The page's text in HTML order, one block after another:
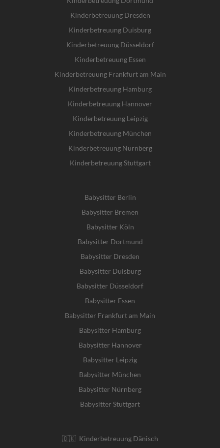
Kinderbetreuung Dresden
Kinderbetreuung Duisburg
Kinderbetreuung Düsseldorf
Kinderbetreuung Essen
Kinderbetreuung Frankfurt am Main
Kinderbetreuung Hamburg
Kinderbetreuung Hannover
Kinderbetreuung Leipzig
Kinderbetreuung München
Kinderbetreuung Nürnberg
Kinderbetreuung Stuttgart
Babysitter Berlin
Babysitter Bremen
Babysitter Köln
Babysitter Dortmund
Babysitter Dresden
Babysitter Duisburg
Babysitter Düsseldorf
Babysitter Essen
Babysitter Frankfurt am Main
Babysitter Hamburg
Babysitter Hannover
Babysitter Leipzig
Babysitter München
Babysitter Nürnberg
Babysitter Stuttgart
🇩🇰 Kinderbetreuung Dänisch